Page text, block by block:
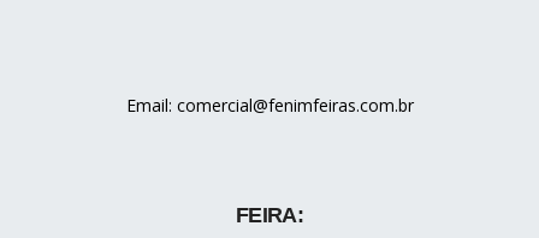
Email: comercial@fenimfeiras.com.br
FEIRA: